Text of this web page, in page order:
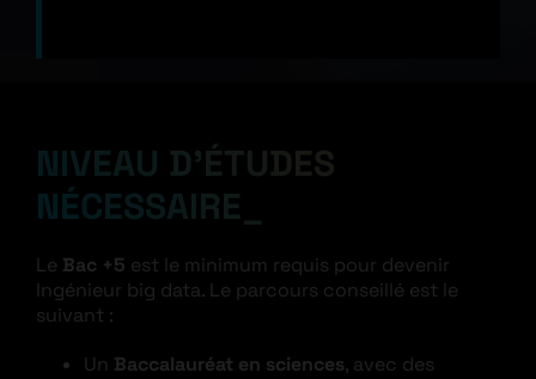
NIVEAU D’ÉTUDES
NÉCESSAIRE
Le Bac +5 est le minimum requis pour devenir
Ingénieur big data. Le parcours conseillé est le
suivant :
Un Baccalauréat en sciences, avec des